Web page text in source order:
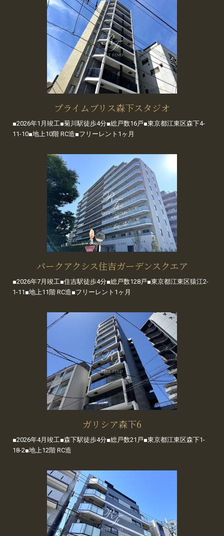
プライムブリス森下スタジオ
■2026年1月竣工■菊川駅徒歩4分■総戸数16戸■東京都江東区森下4-
11-10■地上10階 RC造■フリーレント1ヶ月
パークアクシス住吉ガーデンスクエア
■2026年7月竣工■住吉駅徒歩4分■総戸数128戸■東京都江東区猿江2-
1-11■地上11階 RC造■フリーレント1ヶ月
ガリシア森下6
■2026年4月竣工■森下駅徒歩4分■総戸数21戸■東京都江東区森下1-
18-2■地上12階 RC造